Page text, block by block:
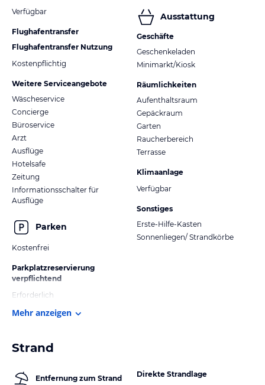
Verfügbar
Flughafentransfer
Flughafentransfer Nutzung
Kostenpflichtig
Weitere Serviceangebote
Wäscheservice
Concierge
Büroservice
Arzt
Ausflüge
Hotelsafe
Zeitung
Informationsschalter für
Ausflüge
Parken
Kostenfrei
Parkplatzreservierung
verpflichtend
Erforderlich
Ausstattung
Geschäfte
Geschenkeladen
Minimarkt/Kiosk
Räumlichkeiten
Aufenthaltsraum
Gepäckraum
Garten
Raucherbereich
Terrasse
Klimaanlage
Verfügbar
Sonstiges
Erste-Hilfe-Kasten
Sonnenliegen/ Strandkörbe
Mehr anzeigen
Strand
Entfernung zum Strand
Direkte Strandlage